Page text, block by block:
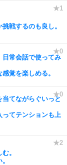
戦するのも良し。
日常会話で使ってみ
覚を楽しめる。
当てながらぐいっと
ってテンションも上
。